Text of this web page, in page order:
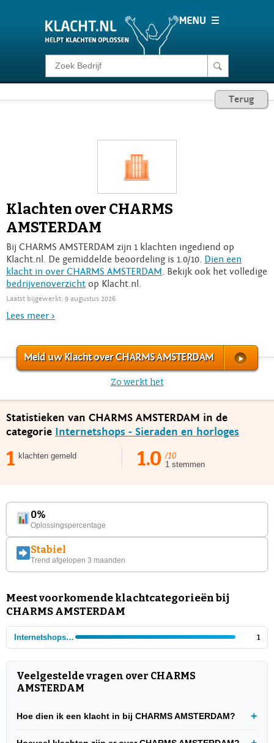
Klacht melden
Login
Terug
Klachten over CHARMS
AMSTERDAM
Bij CHARMS AMSTERDAM zijn 1 klachten ingediend op
Klacht.nl. De gemiddelde beoordeling is 1.0/10. Dien een
klacht in over CHARMS AMSTERDAM . Bekijk ook het volledige
bedrijvenoverzicht op Klacht.nl.
Laatst bijgewerkt: 9 augustus 2026
Lees meer >
Meld uw Klacht over CHARMS AMSTERDAM
Zo werkt het
Statistieken van CHARMS AMSTERDAM in de
categorie Internetshops - Sieraden en horloges
1 klachten gemeld 1.0 /10
1 stemmen
0%
Oplossingspercentage
Stabiel
Trend afgelopen 3 maanden
Meest voorkomende klachtcategorieën bij
CHARMS AMSTERDAM
Internetshops - Sieraden en horloges 1
Veelgestelde vragen over CHARMS
AMSTERDAM
Hoe dien ik een klacht in bij CHARMS AMSTERDAM?